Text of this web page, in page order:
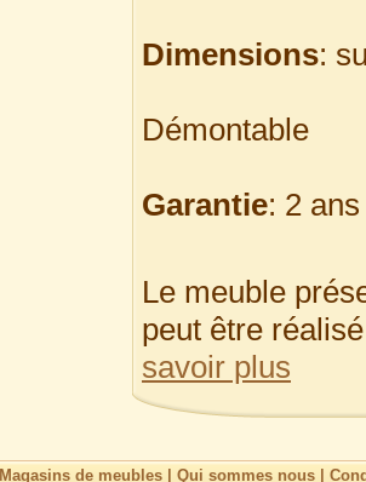
Dimensions:
Démontable
Garantie: 2
Le meuble
peut être
savoir plus
Magasins de meubles| Qui sommes nous|